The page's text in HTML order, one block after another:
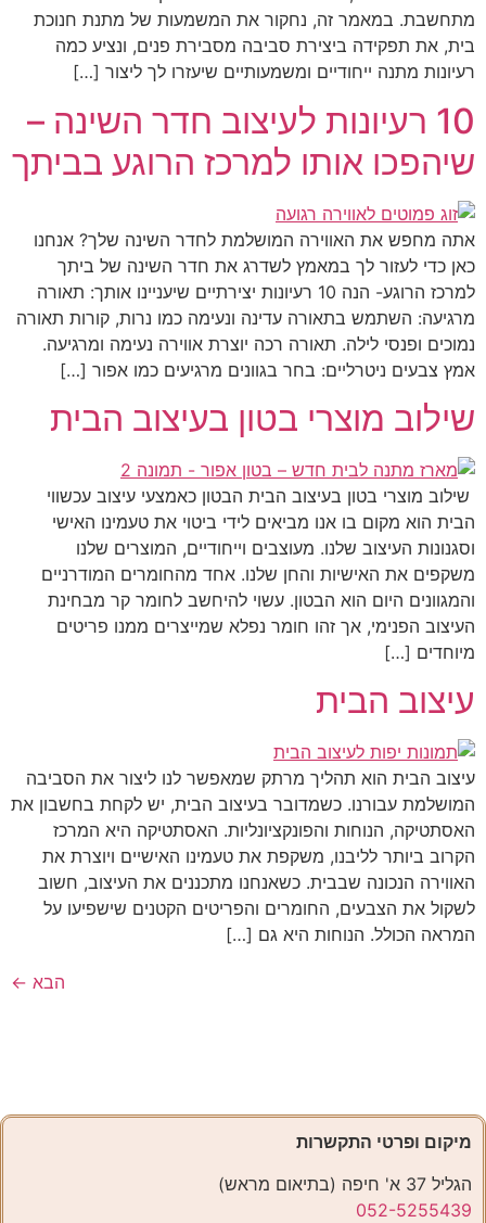
מתחשבת. במאמר זה, נחקור את המשמעות של מתנת חנוכת
בית, את תפקידה ביצירת סביבה מסבירת פנים, ונציע כמה
רעיונות מתנה ייחודיים ומשמעותיים שיעזרו לך ליצור […]
10 רעיונות לעיצוב חדר השינה –
שיהפכו אותו למרכז הרוגע בביתך
אתה מחפש את האווירה המושלמת לחדר השינה שלך? אנחנו
כאן כדי לעזור לך במאמץ לשדרג את חדר השינה של ביתך
למרכז הרוגע- הנה 10 רעיונות יצירתיים שיעניינו אותך: תאורה
מרגיעה: השתמש בתאורה עדינה ונעימה כמו נרות, קורות תאורה
נמוכים ופנסי לילה. תאורה רכה יוצרת אווירה נעימה ומרגיעה.
אמץ צבעים ניטרליים: בחר בגוונים מרגיעים כמו אפור […]
שילוב מוצרי בטון בעיצוב הבית
​ שילוב מוצרי בטון בעיצוב הבית הבטון כאמצעי עיצוב עכשווי
הבית הוא מקום בו אנו מביאים לידי ביטוי את טעמינו האישי
וסגנונות העיצוב שלנו. מעוצבים וייחודיים, המוצרים שלנו
משקפים את האישיות והחן שלנו. אחד מהחומרים המודרניים
והמגוונים היום הוא הבטון. עשוי להיחשב לחומר קר מבחינת
העיצוב הפנימי, אך זהו חומר נפלא שמייצרים ממנו פריטים
מיוחדים […]
עיצוב הבית
עיצוב הבית הוא תהליך מרתק שמאפשר לנו ליצור את הסביבה
המושלמת עבורנו. כשמדובר בעיצוב הבית, יש לקחת בחשבון את
האסתטיקה, הנוחות והפונקציונליות. האסתטיקה היא המרכז
הקרוב ביותר לליבנו, משקפת את טעמינו האישיים ויוצרת את
האווירה הנכונה שבבית. כשאנחנו מתכננים את העיצוב, חשוב
לשקול את הצבעים, החומרים והפריטים הקטנים שישפיעו על
המראה הכולל. הנוחות היא גם […]
הבא ←
מיקום ופרטי התקשרות
הגליל 37 א' חיפה (בתיאום מראש)
052-5255439